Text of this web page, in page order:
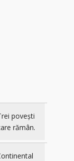
povești
rămân.